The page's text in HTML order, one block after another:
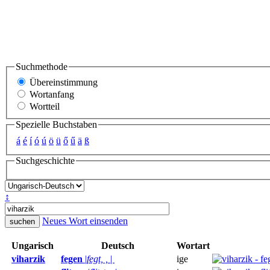
Suchmethode
Übereinstimmung
Wortanfang
Wortteil
Spezielle Buchstaben
á é í ó ú ö ü ő ű ä ß
Suchgeschichte
↕
Neues Wort einsenden
Ungarisch Deutsch
Wortart
viharzik
fegen |fegt, , |
ige